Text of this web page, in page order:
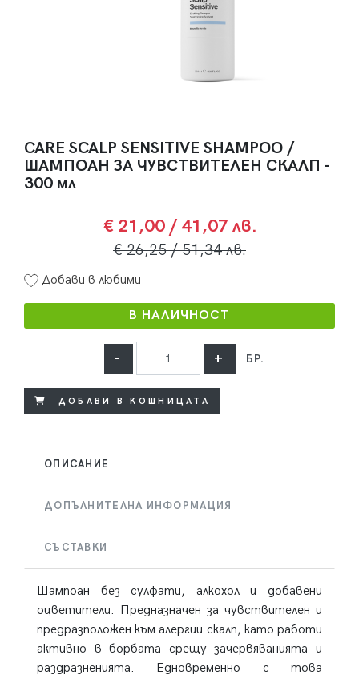
CARE SCALP SENSITIVE SHAMPOO /
ШАМПОАН ЗА ЧУВСТВИТЕЛЕН СКАЛП -
300 мл
€ 21,00/ 41,07 лв.
€ 26,25/ 51,34 лв.
Добави в любими
В НАЛИЧНОСТ
- + БР.
ДОБАВИ В КОШНИЦАТА
ОПИСАНИЕ
ДОПЪЛНИТЕЛНА ИНФОРМАЦИЯ
СЪСТАВКИ
Шампоан без сулфати, алкохол и добавени
оцветители. Предназначен за чувствителен и
предразположен към алергии скалп, като работи
активно в борбата срещу зачервяванията и
раздразненията. Едновременно с това